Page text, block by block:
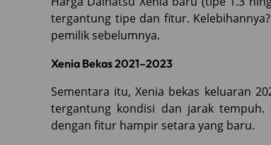
tergantung tipe dan fitur.
pemilik sebelumnya.
Xenia Bekas 2021–2023
Sementara itu, Xenia bekas keluaran
tergantung kondisi dan jarak
dengan fitur hampir setara yang baru.